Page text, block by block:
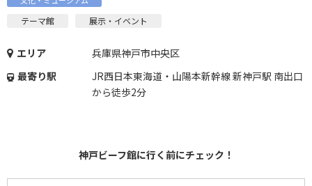
テーマ館 展示・イベント
エリア
兵庫県神戸市中央区
最寄り駅
JR西日本東海道・山陽本新幹線 新神戸駅 南出口
から徒歩2分
神戸ビーフ館に行く前にチェック！